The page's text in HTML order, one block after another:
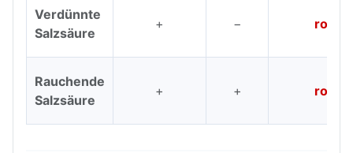
Verdünnte
Salzsäure
+ − rot
Rauchende
Salzsäure
+ + rot